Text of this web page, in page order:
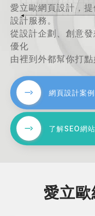
愛立歐網頁設計，
設計服務。
從設計企劃、創意
優化
由裡到外都幫你打
網頁設計案例
了解SEO網
愛立歐
信箱※
名稱
電話
方案
架站低成本
式銷售頁
高轉單行銷利器
製作流程
設計服務
版型挑選
網站設計
旅宿網站設計